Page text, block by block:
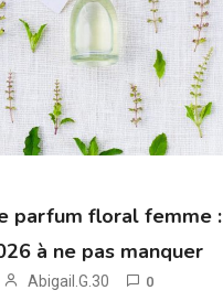
parfum floral femme :
à ne pas manquer
Abigail.G.30 0